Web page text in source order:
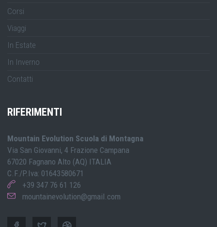
Corsi
Viaggi
In Estate
In Inverno
Contatti
RIFERIMENTI
Mountain Evolution Scuola di Montagna
Via San Giovanni, 4 Frazione Campana
67020 Fagnano Alto (AQ) ITALIA
C.F./P.Iva: 01643580671
+39 347 76 61 126
mountainevolution@gmail.com